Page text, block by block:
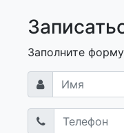
Заполните